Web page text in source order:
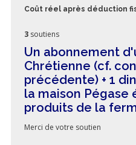
Coût réel après déduction
3 soutiens
Un abonnement
Chrétienne (cf.
précédente) + 1
la maison Pégase
produits de la
Merci de votre soutien